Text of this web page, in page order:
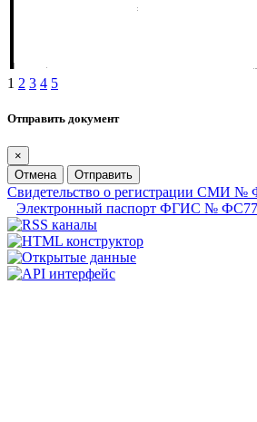
1 2 3 4 5
Отправить документ
×
Отмена
Отправить
Свидетельство о регистрации СМИ №
Электронный паспорт ФГИС №